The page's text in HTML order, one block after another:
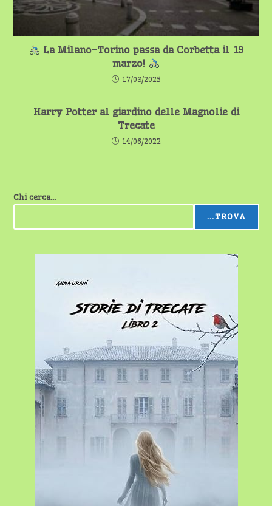
La Milano-Torino passa da Corbetta il 19
marzo!
17/03/2025
Harry Potter al giardino delle Magnolie di
Trecate
14/06/2022
Chi cerca...
...TROVA